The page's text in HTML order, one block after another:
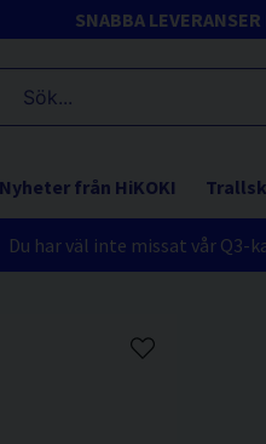
SNABBA
Nyheter från HiKOKI
Du har väl inte missat vår Q3-